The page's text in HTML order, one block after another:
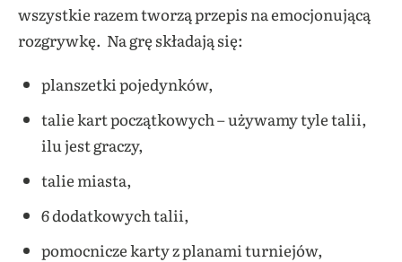
wszystkie razem tworzą przepis na emocjonującą
rozgrywkę. Na grę składają się:
planszetki pojedynków,
talie kart początkowych – używamy tyle talii,
ilu jest graczy,
talie miasta,
6 dodatkowych talii,
pomocnicze karty z planami turniejów,